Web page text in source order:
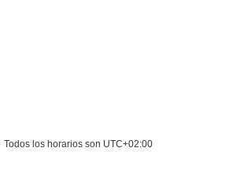
Todos los horarios son UTC+02:00